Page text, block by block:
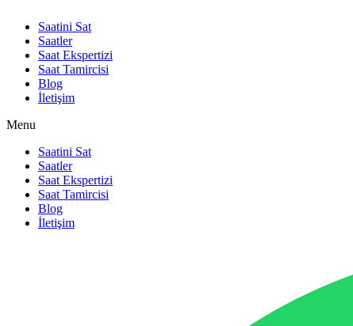
Saatini Sat
Saatler
Saat Ekspertizi
Saat Tamircisi
Blog
İletişim
Menu
Saatini Sat
Saatler
Saat Ekspertizi
Saat Tamircisi
Blog
İletişim